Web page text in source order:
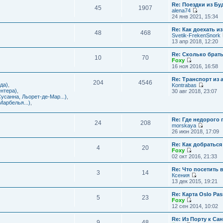
ю
о
б
щ
е
н
и
ю
е
м
у
с
о
о
б
щ
е
и
ю
л
д
н
е
м
у
с
о
б
щ
е
н
и
к
п
о
л
е
д
н
е
у
с
о
о
б
и
ю
45 1907
Re: Поездки из
alena74
П
е
р
е
й
т
к
п
о
л
е
д
с
о
о
щ
н
и
ю
24 янв 2021, 15:34
48 468
Re: Как доехать
Svetik-FrekenSnork
13 апр 2018, 12:20
10 70
Re: Сколько
Foxy
П
е
р
е
й
т
п
о
с
л
е
д
н
е
с
о
о
щ
н
и
ю
16 ноя 2016, 16:58
Льорет-де-Мар...)
204 4546
Re: Транспорт из
Kontrabas
П
й
т
п
о
л
е
д
е
с
о
о
щ
30 авг 2018, 23:07
24 208
Re: Где недорого
morskaya
П
е
р
е
й
т
к
п
о
л
д
н
е
26 июн 2018, 17:09
4 20
Re: Как
Foxy
П
е
р
е
й
т
к
п
о
л
02 окт 2016, 21:33
3 14
Re: Что посетить
Ксения
П
е
р
е
й
т
13 дек 2015, 19:21
5 23
Re: Карта Oslo
Foxy
П
е
р
12 сен 2014, 10:02
Re: Из Порту к